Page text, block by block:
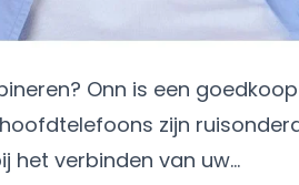
Onn is een
zijn
het verbinden van uw…